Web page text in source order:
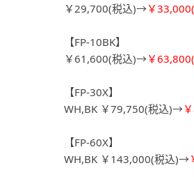
￥29,700(税込)→￥
【FP-10BK】
￥61,600(税込)→￥
【FP-30X】
WH,BK ￥79,750(税込)→
【FP-60X】
WH,BK ￥143,000(税込)→